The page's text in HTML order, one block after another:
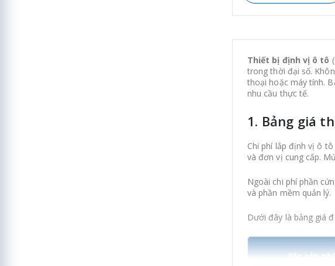
Thiết bị định vị ô tô
trong thời đại số.
thoại hoặc máy tính.
nhu cầu thực tế.
1. Bảng giá
Chi phí lắp định vị ô
và đơn vị cung cấp.
Ngoài chi phí phần
và phần mềm quản lý.
Dưới đây là bảng giá
Tên sản